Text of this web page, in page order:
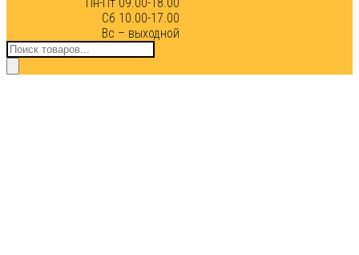
Сб 10.00-17.00
Вс – выходной
Поиск
товаров